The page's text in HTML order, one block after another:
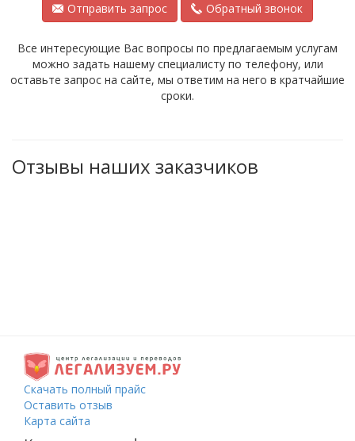
Отправить запрос Обратный звонок
Все интересующие Вас вопросы по предлагаемым услугам
можно задать нашему специалисту по телефону, или
оставьте запрос на сайте, мы ответим на него в кратчайшие
сроки.
Отзывы наших заказчиков
Скачать полный прайс
Оставить отзыв
Карта сайта